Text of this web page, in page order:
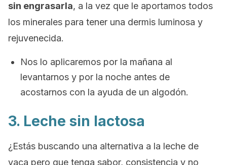
sin engrasarla, a la vez que le aportamos todos
los minerales para tener una dermis luminosa y
rejuvenecida.
Nos lo aplicaremos por la mañana al
levantarnos y por la noche antes de
acostarnos con la ayuda de un algodón.
3. Leche sin lactosa
¿Estás buscando una alternativa a la leche de
vaca pero que tenga sabor, consistencia y no